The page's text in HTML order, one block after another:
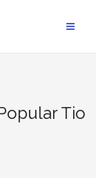
Tio